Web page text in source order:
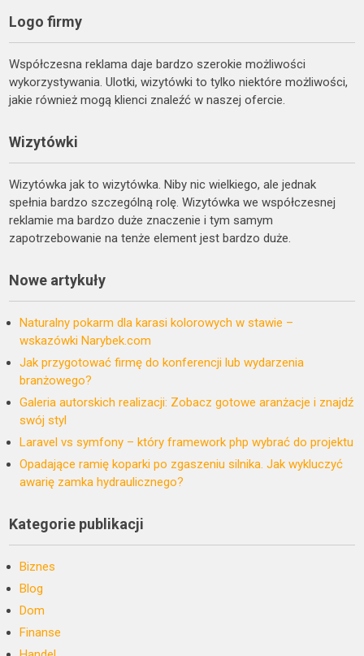
Logo firmy
Współczesna reklama daje bardzo szerokie możliwości
wykorzystywania. Ulotki, wizytówki to tylko niektóre możliwości,
jakie również mogą klienci znaleźć w naszej ofercie.
Wizytówki
Wizytówka jak to wizytówka. Niby nic wielkiego, ale jednak
spełnia bardzo szczególną rolę. Wizytówka we współczesnej
reklamie ma bardzo duże znaczenie i tym samym
zapotrzebowanie na tenże element jest bardzo duże.
Nowe artykuły
Naturalny pokarm dla karasi kolorowych w stawie –
wskazówki Narybek.com
Jak przygotować firmę do konferencji lub wydarzenia
branżowego?
Galeria autorskich realizacji: Zobacz gotowe aranżacje i znajdź
swój styl
Laravel vs symfony – który framework php wybrać do projektu
Opadające ramię koparki po zgaszeniu silnika. Jak wykluczyć
awarię zamka hydraulicznego?
Kategorie publikacji
Biznes
Blog
Dom
Finanse